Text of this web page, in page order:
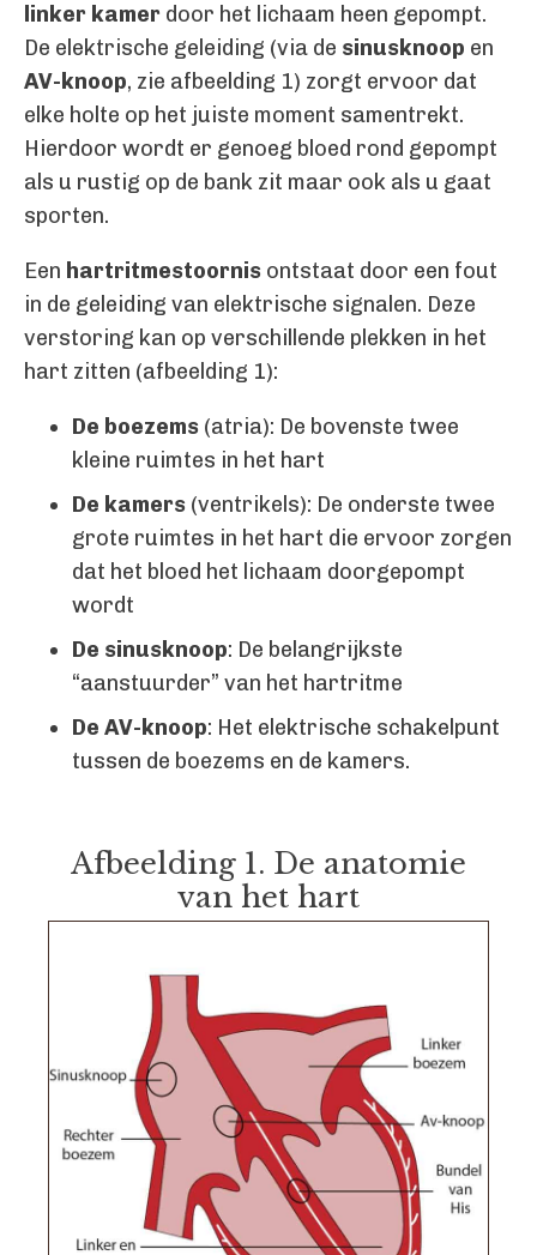
linker kamer door het lichaam heen gepompt.
De elektrische geleiding (via de sinusknoop en
AV-knoop, zie afbeelding 1) zorgt ervoor dat
elke holte op het juiste moment samentrekt.
Hierdoor wordt er genoeg bloed rond gepompt
als u rustig op de bank zit maar ook als u gaat
sporten.
Een hartritmestoornis ontstaat door een fout
in de geleiding van elektrische signalen. Deze
verstoring kan op verschillende plekken in het
hart zitten (afbeelding 1):
De boezems (atria): De bovenste twee
kleine ruimtes in het hart
De kamers (ventrikels): De onderste twee
grote ruimtes in het hart die ervoor zorgen
dat het bloed het lichaam doorgepompt
wordt
De sinusknoop: De belangrijkste
“aanstuurder” van het hartritme
De AV-knoop: Het elektrische schakelpunt
tussen de boezems en de kamers.
Afbeelding 1. De anatomie
van het hart